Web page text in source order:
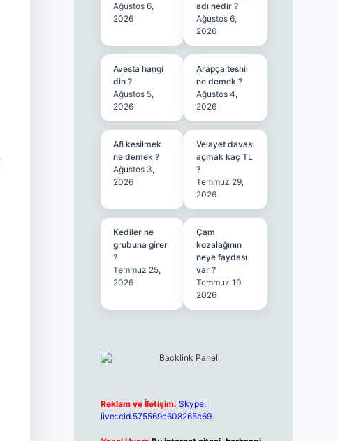
Ağustos 6,
2026
adı nedir ?
Ağustos 6,
2026
Avesta hangi
din ?
Ağustos 5,
2026
Arapça teshil
ne demek ?
Ağustos 4,
2026
Afi kesilmek
ne demek ?
Ağustos 3,
2026
Velayet davası
açmak kaç TL
?
Temmuz 29,
2026
Kediler ne
grubuna girer
?
Temmuz 25,
2026
Çam
kozalağının
neye faydası
var ?
Temmuz 19,
2026
Reklam ve İletişim: Skype:
live:.cid.575569c608265c69